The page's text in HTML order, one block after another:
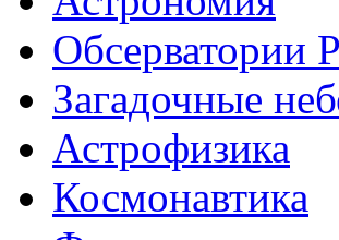
Обсерватории
Загадочные
Астрофизика
Космонавтика